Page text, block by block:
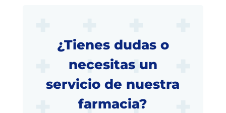
¿Tienes dudas o
necesitas un
servicio de nuestra
farmacia?